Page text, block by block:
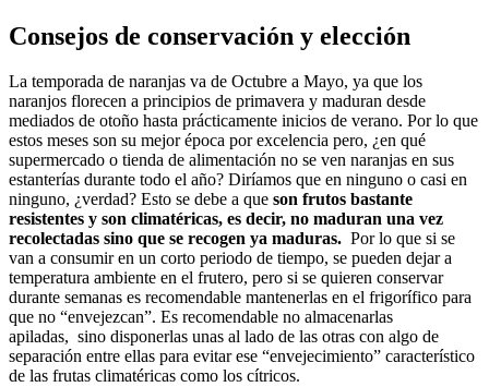
Consejos de conservación y elección
La temporada de naranjas va de Octubre a Mayo, ya que los
naranjos florecen a principios de primavera y maduran desde
mediados de otoño hasta prácticamente inicios de verano. Por lo que
estos meses son su mejor época por excelencia pero, ¿en qué
supermercado o tienda de alimentación no se ven naranjas en sus
estanterías durante todo el año? Diríamos que en ninguno o casi en
ninguno, ¿verdad? Esto se debe a que son frutos bastante
resistentes y son climatéricas, es decir, no maduran una vez
recolectadas sino que se recogen ya maduras. Por lo que si se
van a consumir en un corto periodo de tiempo, se pueden dejar a
temperatura ambiente en el frutero, pero si se quieren conservar
durante semanas es recomendable mantenerlas en el frigorífico para
que no “envejezcan”. Es recomendable no almacenarlas
apiladas, sino disponerlas unas al lado de las otras con algo de
separación entre ellas para evitar ese “envejecimiento” característico
de las frutas climatéricas como los cítricos.